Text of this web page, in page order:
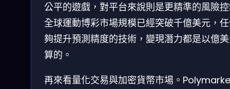
公平的遊戲，對平台來說則是更精準的風險
全球運動博彩市場規模已經突破千億美元，
夠提升預測精度的技術，變現潛力都是以億
算的。
再來看量化交易與加密貨幣市場。